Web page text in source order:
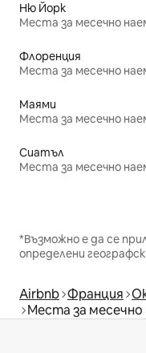
Ню Йорк
Места за месечно
Флоренция
Места за месечно
Маями
Места за месечно
Сиатъл
Места за месечно
*Възможно е да се
определени
Airbnb Франция
Места за месечно